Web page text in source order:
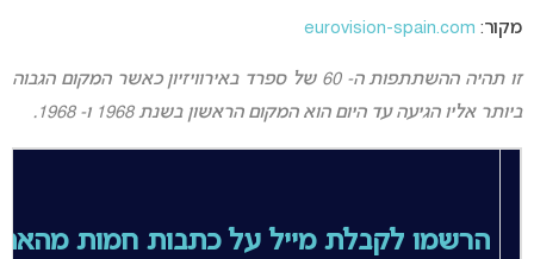
מקור: eurovision-spain.com
זו תהיה ההשתתפות ה- 60 של ספרד באירוויזיון כאשר המקום הגבוה
ביותר אליו הגיעה עד היום הוא המקום הראשון בשנת 1968 ו- 1968.
הרשמו לקבלת מייל על כתבות חמות